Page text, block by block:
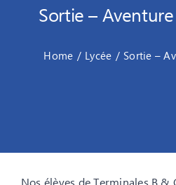
Sortie –
Home Lycée Sortie –